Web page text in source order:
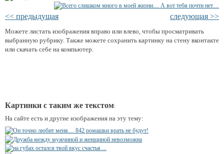
<< предыдущая следующая >>
Можете листать изображения вправо или влево, чтобы просматривать
выбранную рубрику. Также можете сохранить картинку на стену вконтакте
или скачать себе на компьютер.
Картинки с таким же текстом:
На сайте есть и другие изображения на эту тему: